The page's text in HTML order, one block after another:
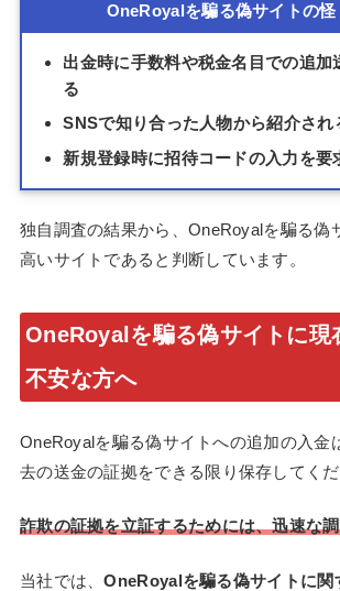
OneRoyalを騙る偽サイトの怪
出金時に手数料や税金名目での追加
る
SNSで知り合った人物から紹介され
新規登録時に招待コードの入力を要
独自調査の結果から、OneRoyalを騙る偽
高いサイトであると判断しています。
OneRoyalを騙る偽サイトに現
不安な方へ
OneRoyalを騙る偽サイトへの追加の入金
去の送金の証拠をできる限り保存してくだ
詐欺の証拠を立証するためには、迅速な
当社では、OneRoyalを騙る偽サイトに関